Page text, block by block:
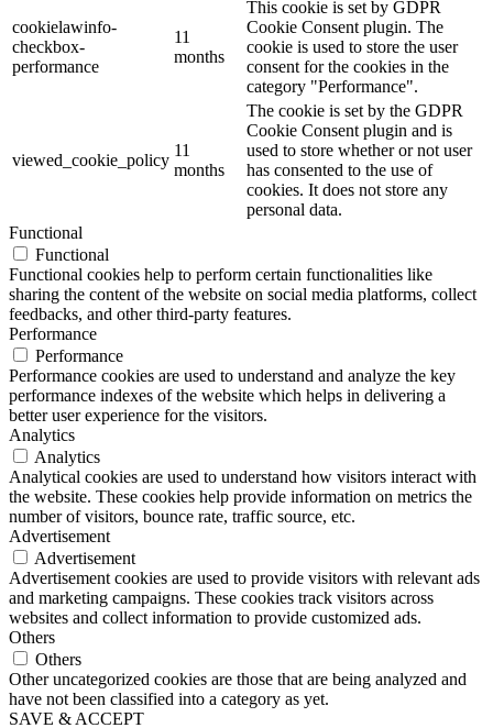
cookielawinfo-
checkbox-
performance
11
months
This cookie is set by GDPR
Cookie Consent plugin. The
cookie is used to store the user
consent for the cookies in the
category "Performance".
viewed_cookie_policy
11
months
The cookie is set by the GDPR
Cookie Consent plugin and is
used to store whether or not user
has consented to the use of
cookies. It does not store any
personal data.
Functional
Functional
Functional cookies help to perform certain functionalities like
sharing the content of the website on social media platforms, collect
feedbacks, and other third-party features.
Performance
Performance
Performance cookies are used to understand and analyze the key
performance indexes of the website which helps in delivering a
better user experience for the visitors.
Analytics
Analytics
Analytical cookies are used to understand how visitors interact with
the website. These cookies help provide information on metrics the
number of visitors, bounce rate, traffic source, etc.
Advertisement
Advertisement
Advertisement cookies are used to provide visitors with relevant ads
and marketing campaigns. These cookies track visitors across
websites and collect information to provide customized ads.
Others
Others
Other uncategorized cookies are those that are being analyzed and
have not been classified into a category as yet.
SAVE & ACCEPT